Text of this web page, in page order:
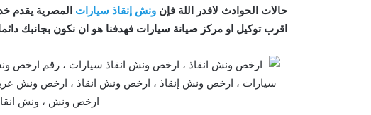
حالات الحوادث لاقدر اللة فإن ونش إنقاذ سيارات المصرية يقدم
اقرب توكيل او مركز صيانة سيارات فهدفنا هو ان نكون بجانبك